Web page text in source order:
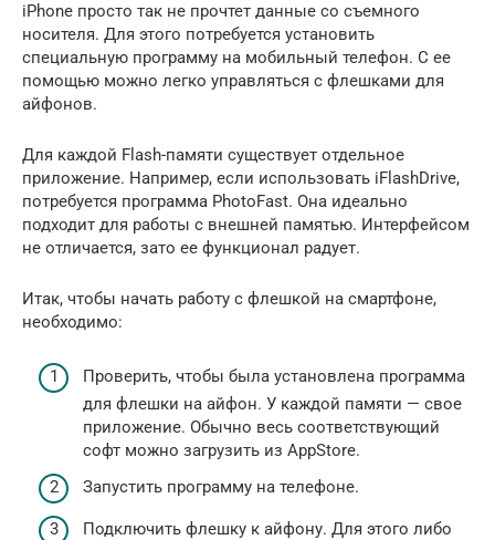
iPhone просто так не прочтет данные со съемного
носителя. Для этого потребуется установить
специальную программу на мобильный телефон. С ее
помощью можно легко управляться с флешками для
айфонов.
Для каждой Flash-памяти существует отдельное
приложение. Например, если использовать iFlashDrive,
потребуется программа PhotoFast. Она идеально
подходит для работы с внешней памятью. Интерфейсом
не отличается, зато ее функционал радует.
Итак, чтобы начать работу с флешкой на смартфоне,
необходимо:
Проверить, чтобы была установлена программа
для флешки на айфон. У каждой памяти — свое
приложение. Обычно весь соответствующий
софт можно загрузить из AppStore.
Запустить программу на телефоне.
Подключить флешку к айфону. Для этого либо